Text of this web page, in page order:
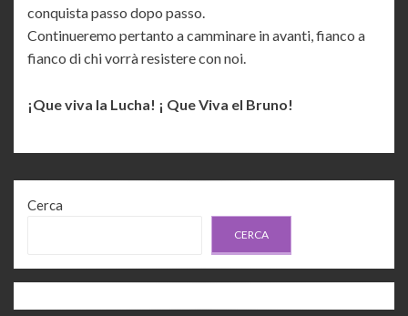
conquista passo dopo passo.
Continueremo pertanto a camminare in avanti, fianco a
fianco di chi vorrà resistere con noi.
¡Que viva la Lucha! ¡ Que Viva el Bruno!
Cerca
CERCA